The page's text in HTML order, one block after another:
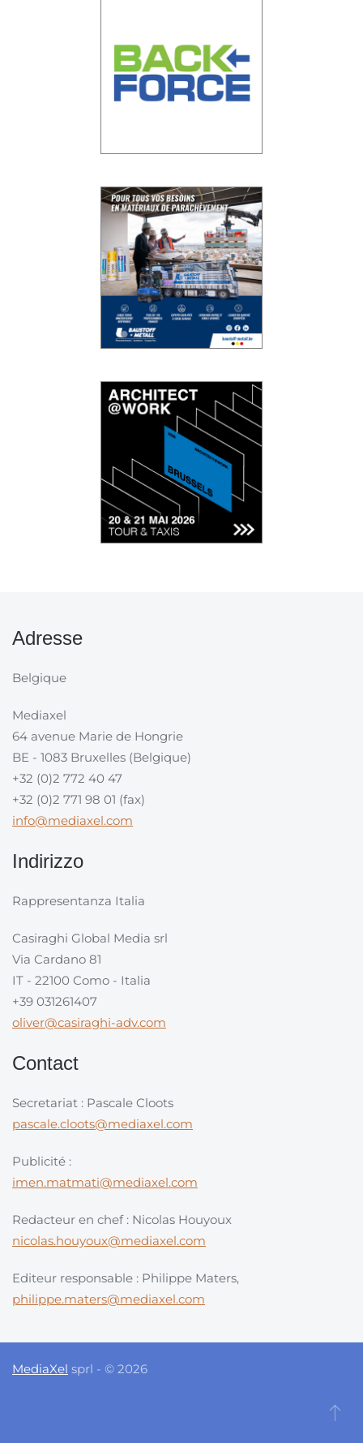
Adresse
Belgique
Mediaxel
64 avenue Marie de Hongrie
BE - 1083 Bruxelles (Belgique)
+32 (0)2 772 40 47
+32 (0)2 771 98 01 (fax)
info@mediaxel.com
Indirizzo
Rappresentanza Italia
Casiraghi Global Media srl
Via Cardano 81
IT - 22100 Como - Italia
+39 031261407
oliver@casiraghi-adv.com
Contact
Secretariat : Pascale Cloots
pascale.cloots@mediaxel.com
Publicité :
imen.matmati@mediaxel.com
Redacteur en chef : Nicolas Houyoux
nicolas.houyoux@mediaxel.com
Editeur responsable : Philippe Maters,
philippe.maters@mediaxel.com
MediaXel sprl - © 2026